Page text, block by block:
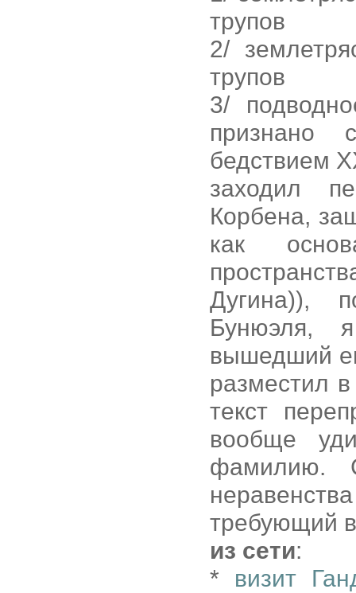
трупов
2/
трупов
3/
признано
бедствием
заходил
Корбена,
как
Дугина)),
Бунюэля,
вышедший
разместил
текст
вообще
фамилию.
требующий
из сети:
* визит